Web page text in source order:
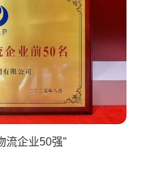
流企业50强”